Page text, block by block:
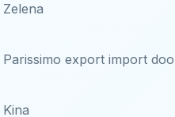
Zelena
Parissimo export import doo
Kina